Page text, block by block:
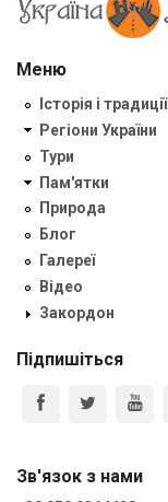
Меню
Історія і традиції
Регіони України
Тури
Пам'ятки
Природа
Блог
Галереї
Відео
Закордон
Підпишіться
Зв'язок з нами